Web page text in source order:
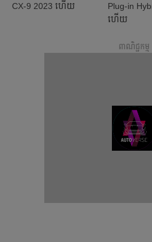
CX-9 2023 ហើយ
Plug-in
ហើយ
ពាណិជ្ជកម្ម